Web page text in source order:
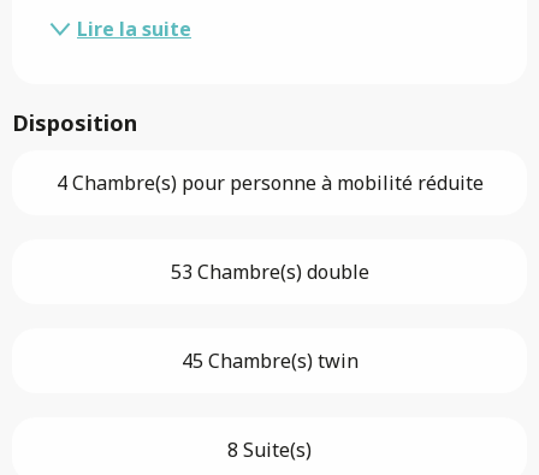
Lire la suite
Disposition
4 Chambre(s) pour personne à mobilité réduite
53 Chambre(s) double
45 Chambre(s) twin
8 Suite(s)